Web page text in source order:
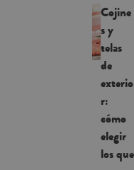
Cojine
s y
telas
de
exterio
r:
cómo
elegir
los que